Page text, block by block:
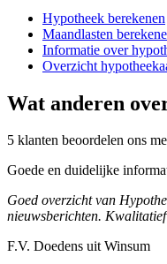
Hypotheek berekenen
Maandlasten
Informatie over
Overzicht
Wat anderen
5 klanten beoordelen ons
Goede en duidelijke
Goed overzicht van
nieuwsberichten.
F.V. Doedens uit Winsum